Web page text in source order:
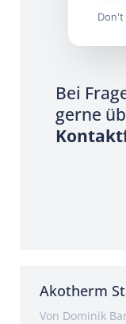
Don't
Bei
gerne
Akotherm
Von Dominik